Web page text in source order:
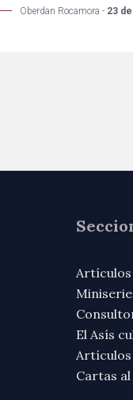
Oberdan Rocamora - 23
El Asís
Artículos
Cartas